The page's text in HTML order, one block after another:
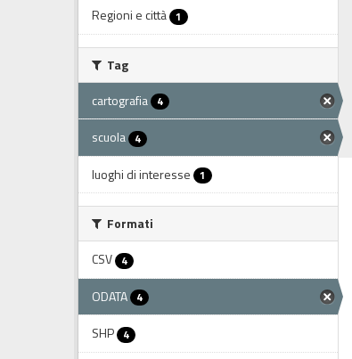
Regioni e città 1
Tag
cartografia 4
scuola 4
luoghi di interesse 1
Formati
CSV 4
ODATA 4
SHP 4